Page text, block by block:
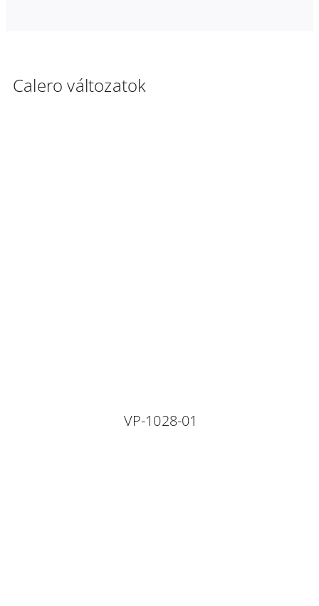
Calero változatok
VP-1028-01